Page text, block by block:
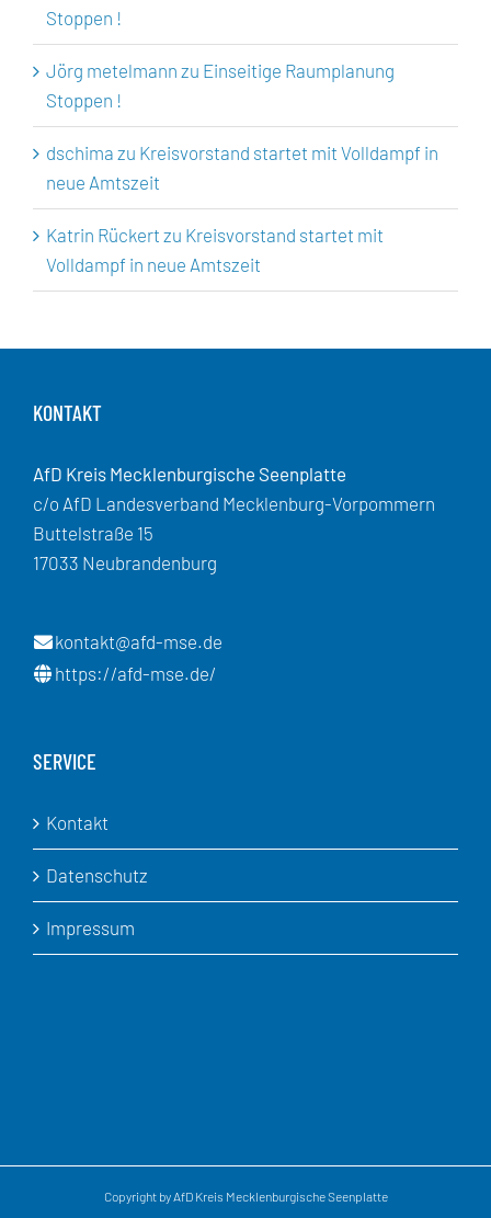
Stoppen !
Jörg metelmann zu Einseitige Raumplanung
Stoppen !
dschima zu Kreisvorstand startet mit Volldampf in
neue Amtszeit
Katrin Rückert zu Kreisvorstand startet mit
Volldampf in neue Amtszeit
KONTAKT
AfD Kreis Mecklenburgische Seenplatte
c/o AfD Landesverband Mecklenburg-Vorpommern
Buttelstraße 15
17033 Neubrandenburg
kontakt@afd-mse.de
https://afd-mse.de/
SERVICE
Kontakt
Datenschutz
Impressum
Copyright by AfD Kreis Mecklenburgische Seenplatte